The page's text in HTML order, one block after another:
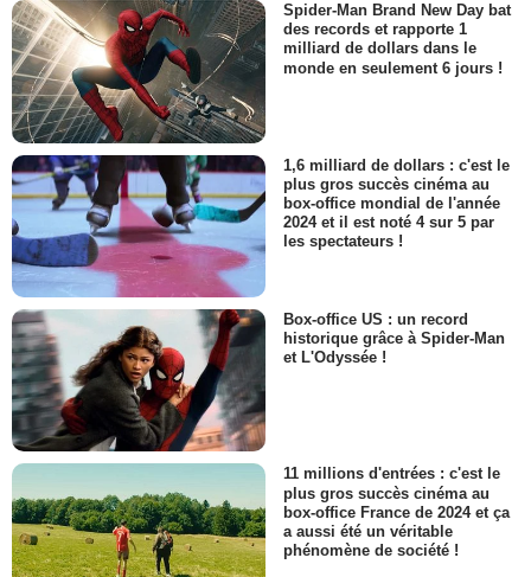
Spider-Man Brand New Day bat
des records et rapporte 1
milliard de dollars dans le
monde en seulement 6 jours !
1,6 milliard de dollars : c'est le
plus gros succès cinéma au
box-office mondial de l'année
2024 et il est noté 4 sur 5 par
les spectateurs !
Box-office US : un record
historique grâce à Spider-Man
et L'Odyssée !
11 millions d'entrées : c'est le
plus gros succès cinéma au
box-office France de 2024 et ça
a aussi été un véritable
phénomène de société !